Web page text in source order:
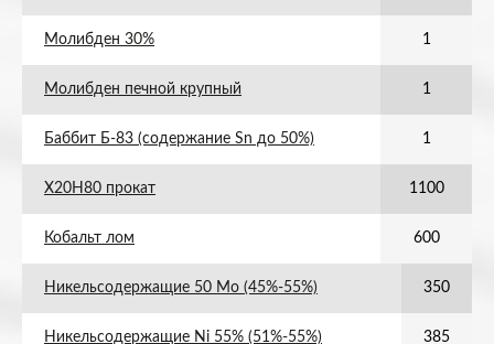
Молибден 30% 1
Молибден печной крупный 1
Баббит Б-83 (содержание Sn до 50%) 1
Х20Н80 прокат 1100
Кобальт лом 600
Никельсодержащие 50 Мо (45%-55%) 350
Никельсодержащие Ni 55% (51%-55%) 385